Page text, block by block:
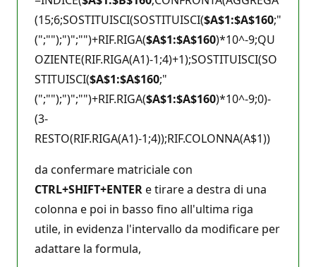
e
p
u
t
z
o
e
(15;6;SOSTITUISCI(SOSTITUISCI($A$1:$A$160;"
(";"");")";"")+RIF.RIGA($A$1:$A$160)*10^-9;QU
OZIENTE(RIF.RIGA(A1)-1;4)+1);SOSTITUISCI(SO
STITUISCI($A$1:$A$160;"
(";"");")";"")+RIF.RIGA($A$1:$A$160)*10^-9;0)-
(3-
RESTO(RIF.RIGA(A1)-1;4));RIF.COLONNA(A$1))
da confermare matriciale con
CTRL+SHIFT+ENTERe tirare a destra di una
colonna e poi in basso fino all'ultima riga
utile, in evidenza l'intervallo da modificare per
adattare la formula,